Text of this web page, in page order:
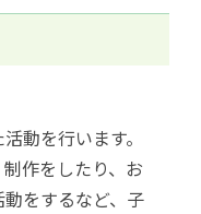
動を行います。
作をしたり、お
をするなど、子